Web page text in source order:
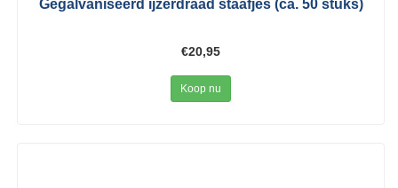
Gegalvaniseerd ijzerdraad staafjes (ca. 50 stuks)
€20,95
Koop nu